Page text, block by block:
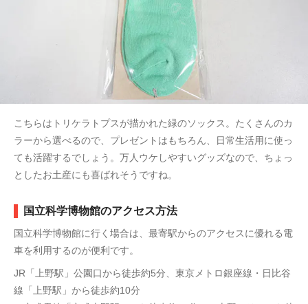
こちらはトリケラトプスが描かれた緑のソックス。たくさんのカ
ラーから選べるので、プレゼントはもちろん、日常生活用に使っ
ても活躍するでしょう。万人ウケしやすいグッズなので、ちょっ
としたお土産にも喜ばれそうですね。
国立科学博物館のアクセス方法
国立科学博物館に行く場合は、最寄駅からのアクセスに優れる電
車を利用するのが便利です。
JR「上野駅」公園口から徒歩約5分、東京メトロ銀座線・日比谷
線「上野駅」から徒歩約10分